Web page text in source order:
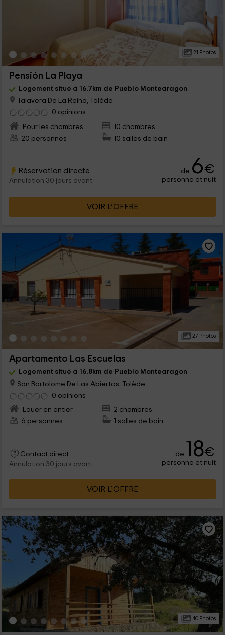
21 Photos
Pensión La Playa
Logement situé à 16.7km de Pueblo Montearagon
Talavera De La Reina, Tolède
0 opinions
Pour les chambres
10 chambres
20 personnes
10 salles de bain
Réservation directe
Annulation 30 jours avant
de 6€
personne et nuit
VOIR L’OFFRE
27 Photos
Apartamento Las Escuelas
Logement situé à 16.8km de Pueblo Montearagon
San Bartolome De Las Abiertas, Tolède
0 opinions
Louer en entier
2 chambres
6 personnes
1 salles de bain
Contact direct
Annulation 30 jours avant
de 18€
personne et nuit
VOIR L’OFFRE
40 Photos